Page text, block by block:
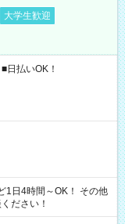
大学生歓迎
払いOK！
間～OK！ その他
ださい！